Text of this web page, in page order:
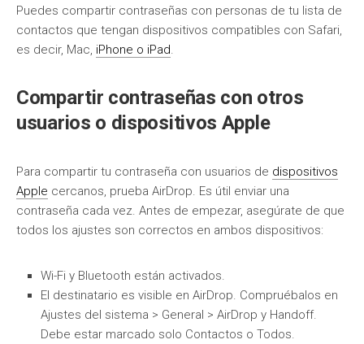
Puedes compartir contraseñas con personas de tu lista de
contactos que tengan dispositivos compatibles con Safari,
es decir, Mac, iPhone o iPad.
Compartir contraseñas con otros
usuarios o dispositivos Apple
Para compartir tu contraseña con usuarios de dispositivos
Apple cercanos, prueba AirDrop. Es útil enviar una
contraseña cada vez. Antes de empezar, asegúrate de que
todos los ajustes son correctos en ambos dispositivos:
Wi-Fi y Bluetooth están activados.
El destinatario es visible en AirDrop. Compruébalos en
Ajustes del sistema > General > AirDrop y Handoff.
Debe estar marcado solo Contactos o Todos.